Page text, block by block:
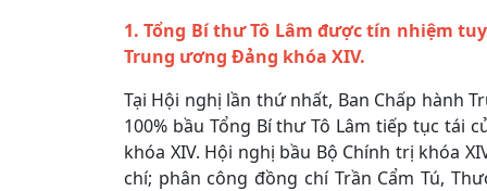
1. Tổng Bí thư Tô Lâm được tín nhiệm
Trung ương Đảng khóa XIV.
Tại Hội nghị lần thứ nhất, Ban Chấp hành
100% bầu Tổng Bí thư Tô Lâm tiếp tục tái
khóa XIV. Hội nghị bầu Bộ Chính trị khóa
chí; phân công đồng chí Trần Cẩm Tú,